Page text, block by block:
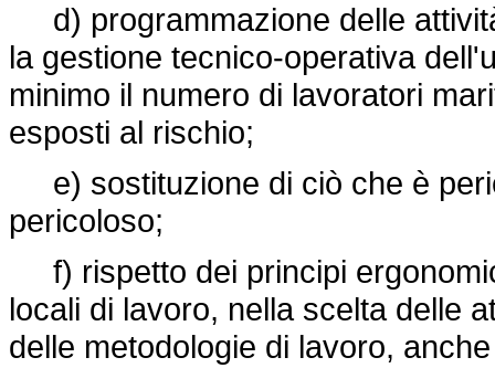
d) programmazione delle
la gestione tecnico-operativa
minimo il numero di lavoratori
esposti al rischio;
e) sostituzione di ciò che è
pericoloso;
f) rispetto dei principi
locali di lavoro, nella scelta delle
delle metodologie di lavoro,